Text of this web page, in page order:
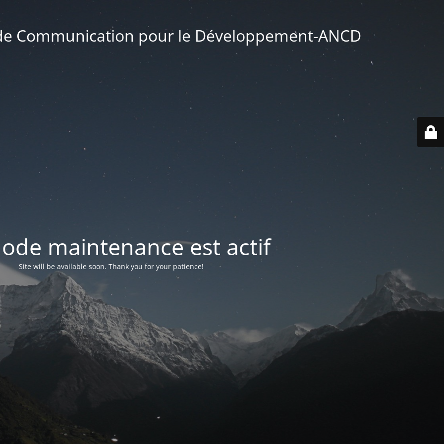
Communication pour le Développement-ANCD
maintenance est actif
Site will be available soon. Thank you for your patience!